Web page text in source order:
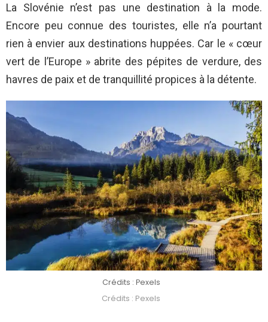
La Slovénie n’est pas une destination à la mode.
Encore peu connue des touristes, elle n’a pourtant
rien à envier aux destinations huppées. Car le « cœur
vert de l’Europe » abrite des pépites de verdure, des
havres de paix et de tranquillité propices à la détente.
Crédits : Pexels
Crédits : Pexels